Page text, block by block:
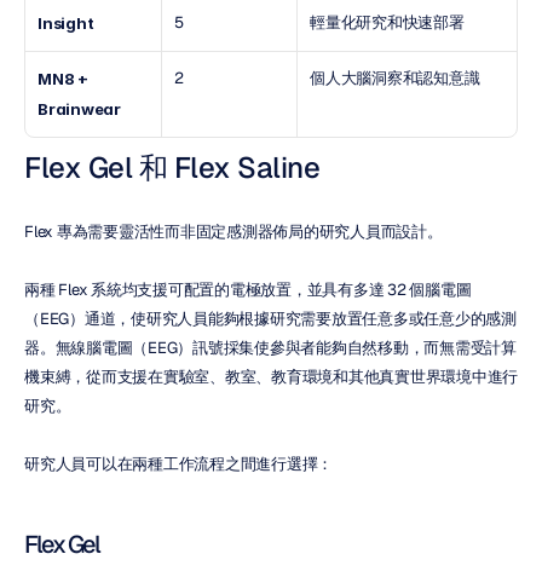
Insight 5 輕量化研究和快速部署
MN8 +
Brainwear
2 個人大腦洞察和認知意識
Flex Gel 和 Flex Saline
Flex 專為需要靈活性而非固定感測器佈局的研究人員而設計。
兩種 Flex 系統均支援可配置的電極放置，並具有多達 32 個腦電圖
（EEG）通道，使研究人員能夠根據研究需要放置任意多或任意少的感測
器。無線腦電圖（EEG）訊號採集使參與者能夠自然移動，而無需受計算
機束縛，從而支援在實驗室、教室、教育環境和其他真實世界環境中進行
研究。
研究人員可以在兩種工作流程之間進行選擇：
Flex Gel